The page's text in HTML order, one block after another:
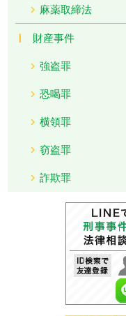
麻薬取締法
財産事件
強盗罪
恐喝罪
横領罪
窃盗罪
詐欺罪